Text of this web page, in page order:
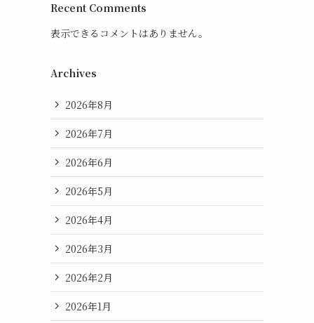
Recent Comments
表示できるコメントはありません。
Archives
2026年8月
2026年7月
2026年6月
2026年5月
2026年4月
2026年3月
2026年2月
2026年1月